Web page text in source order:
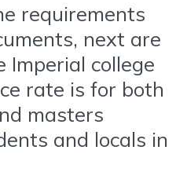
requirements
next are
college
rate is for both
masters
and locals in